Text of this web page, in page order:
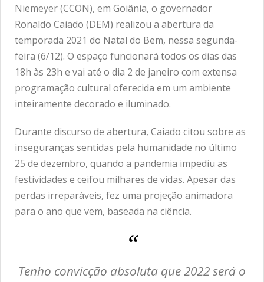
Niemeyer (CCON), em Goiânia, o governador
Ronaldo Caiado (DEM) realizou a abertura da
temporada 2021 do Natal do Bem, nessa segunda-
feira (6/12). O espaço funcionará todos os dias das
18h às 23h e vai até o dia 2 de janeiro com extensa
programação cultural oferecida em um ambiente
inteiramente decorado e iluminado.
Durante discurso de abertura, Caiado citou sobre as
inseguranças sentidas pela humanidade no último
25 de dezembro, quando a pandemia impediu as
festividades e ceifou milhares de vidas. Apesar das
perdas irreparáveis, fez uma projeção animadora
para o ano que vem, baseada na ciência.
Tenho convicção absoluta que 2022 será o